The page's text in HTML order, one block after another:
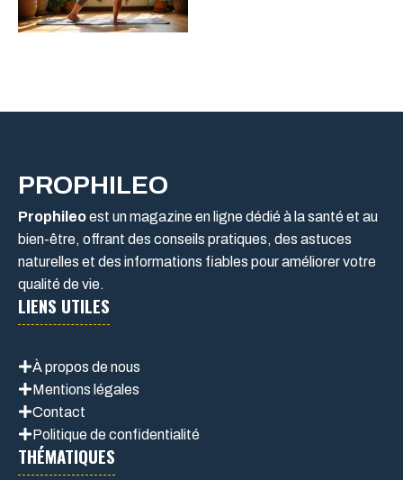
PROPHILEO
Prophileoest un magazine en ligne dédié à la santé et au
bien-être, offrant des conseils pratiques, des astuces
naturelles et des informations fiables pour améliorer votre
qualité de vie.
LIENS UTILES
À propos de nous
Mentions légales
Contact
Politique de confidentialité
THÉMATIQUES